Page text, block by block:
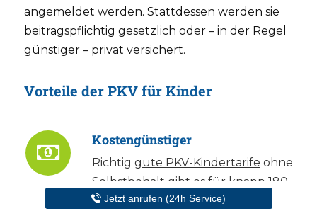
angemeldet werden. Stattdessen werden sie
beitragspflichtig gesetzlich oder – in der Regel
günstiger – privat versichert.
Vorteile der PKV für Kinder
Kostengünstiger
Richtig gute PKV-Kindertarife ohne
Selbstbehalt gibt es für knapp 180
€ im Monat.Günstige PKV-
Jetzt anrufen (24h Service)